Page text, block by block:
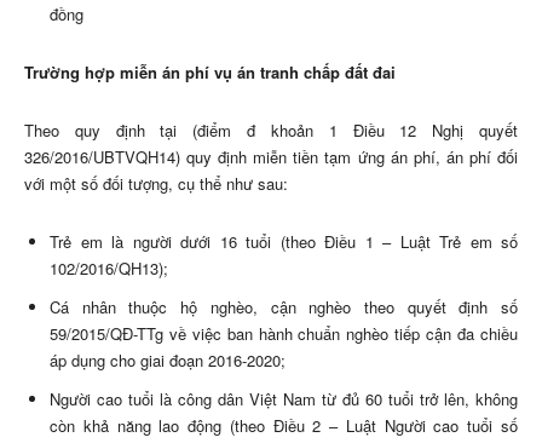
đồng
Trường hợp miễn án phí vụ án tranh chấp đất đai
Theo quy định tại (điểm đ khoản 1 Điều 12 Nghị quyết
326/2016/UBTVQH14) quy định miễn tiền tạm ứng án phí, án phí đối
với một số đối tượng, cụ thể như sau:
Trẻ em là người dưới 16 tuổi (theo Điều 1 – Luật Trẻ em số
102/2016/QH13);
Cá nhân thuộc hộ nghèo, cận nghèo theo quyết định số
59/2015/QĐ-TTg về việc ban hành chuẩn nghèo tiếp cận đa chiều
áp dụng cho giai đoạn 2016-2020;
Người cao tuổi là công dân Việt Nam từ đủ 60 tuổi trở lên, không
còn khả năng lao động (theo Điều 2 – Luật Người cao tuổi số